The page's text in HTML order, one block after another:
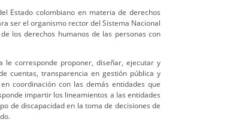
Estado colombiano en materia de derechos
ser el organismo rector del Sistema Nacional
los derechos humanos de las personas con
le corresponde proponer, diseñar, ejecutar y
cuentas, transparencia en gestión pública y
coordinación con las demás entidades que
impartir los lineamientos a las entidades
de discapacidad en la toma de decisiones de